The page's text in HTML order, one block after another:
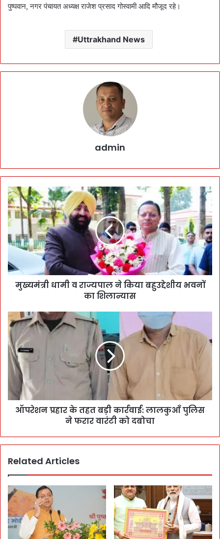
पुष्पवान, नगर पंचायत अध्यक्ष राजेश प्रसाद गोस्वामी आदि मौजूद रहे।
Uttrakhand News
admin
मुख्यमंत्री धामी व राज्यपाल ने किया बहुउद्देशीय भवनों
का शिलान्यास
ऑपरेशन प्रहार के तहत बड़ी कार्रवाई: लालकुआँ पुलिस
ने फरार वारंटी को दबोचा
Related Articles